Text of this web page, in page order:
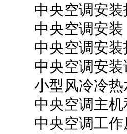
中央空调安
中央空调安装
中央空调安
中央空调安装
小型风冷冷
中央空调主
中央空调工